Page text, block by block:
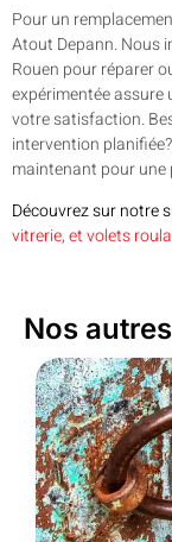
Pour un
Atout Depann. Nous
Rouen pour réparer
expérimentée assure
votre satisfaction.
intervention
maintenant pour une
Découvrez sur notre
vitrerie, et volets
Nos